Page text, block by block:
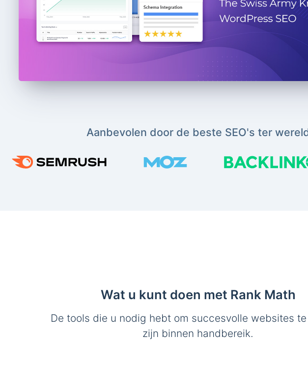
Aanbevolen door de beste SEO's ter
Wat u kunt doen met Rank Math
De tools die u nodig hebt om succesvolle websites
zijn binnen handbereik.